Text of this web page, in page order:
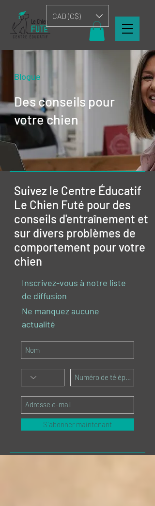
CAD (C$)
Blogue
Des conseils pour
votre chien
Suivez le Centre Éducatif
Le Chien Futé pour des
conseils d'entraînement et
sur divers problèmes de
comportement pour votre
chien
Inscrivez-vous à notre liste
de diffusion
Ne manquez aucune
actualité
S`abonner maintenant